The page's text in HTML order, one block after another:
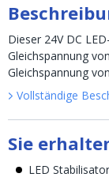
Dieser 24V DC
Gleichspannung
Gleichspannung
und 48 ...
Vollständige
Sie
LED